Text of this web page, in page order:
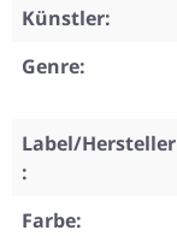
Künstler:
Genre:
Label/Hersteller
:
Farbe: